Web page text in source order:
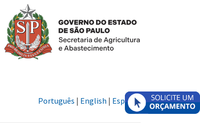
Português | English | Español